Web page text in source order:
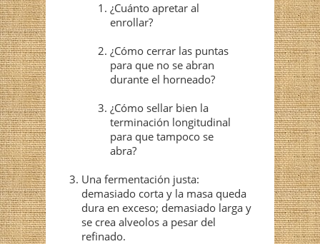
¿Cuánto apretar al
enrollar?
¿Cómo cerrar las puntas
para que no se abran
durante el horneado?
¿Cómo sellar bien la
terminación longitudinal
para que tampoco se
abra?
Una fermentación justa:
demasiado corta y la masa queda
dura en exceso; demasiado larga y
se crea alveolos a pesar del
refinado.